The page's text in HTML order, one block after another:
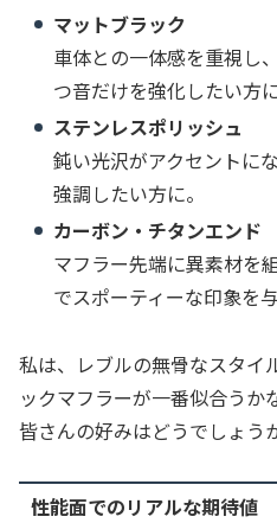
マットブラック
車体との一体感を重視し
つ音だけを強化したい方に
ステンレスポリッシュ
鈍い光沢がアクセントに
強調したい方に。
カーボン・チタンエンド
マフラー先端に異素材を
でスポーティーな印象を
私は、レブルの無骨なスタイ
ックマフラーが一番似合うか
皆さんの好みはどうでしょう
性能面でのリアルな期待値